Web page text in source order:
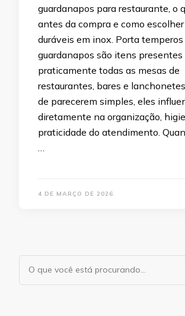
guardanapos para restaurante, o
antes da compra e como
duráveis em inox. Porta temperos
guardanapos são itens presentes
praticamente todas as mesas de
restaurantes, bares e
de parecerem simples, eles
diretamente na organização,
praticidade do atendimento.
…
4 DE MARÇO DE 2026
Procurando
algo?